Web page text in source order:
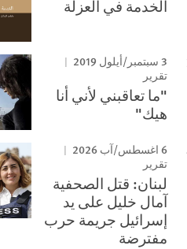
الخدمة في العزلة
3 سبتمبر/أيلول 2019
تقرير
"ما تعاقبني لأني أنا
هيك"
6 اغسطس/آب 2026
تقرير
لبنان: قتل الصحفية
آمال خليل على يد
إسرائيل جريمة حرب
مفترضة